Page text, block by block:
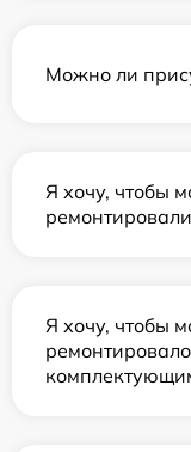
Можно ли
Я хочу, чтобы
Я хочу, чтобы